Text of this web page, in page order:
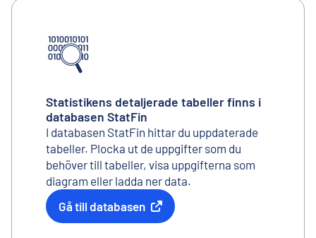
Statistikens detaljerade tabeller finns i
databasen StatFin
I databasen StatFin hittar du uppdaterade
tabeller. Plocka ut de uppgifter som du
behöver till tabeller, visa uppgifterna som
diagram eller ladda ner data.
Gå till databasen
Extern länk